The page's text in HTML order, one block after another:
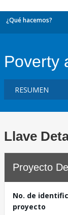
¿Qué hacemos?
Poverty
Llave
Proyecto
No. de
proyecto